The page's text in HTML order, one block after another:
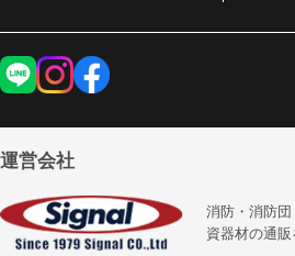
運営会社
消防・消防団
資器材の通